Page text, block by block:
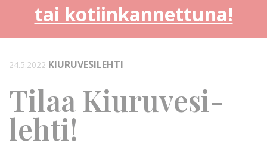
tai kotiinkannettuna!
24.5.2022 KIURUVESILEHTI
Tilaa Kiuruvesi-
lehti!